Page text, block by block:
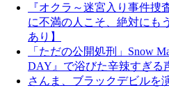
『オクラ～迷宮入り事件
に不満の人こそ、絶対にも
あり】
「ただの公開処刑」Snow
DAY』で浴びた辛辣すぎる
さんま、ブラックデビルを